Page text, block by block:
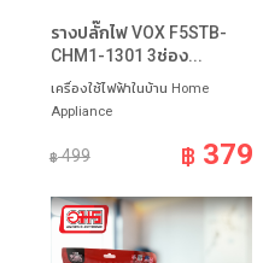
รางปลั๊กไฟ VOX F5STB-
CHM1-1301 3ช่อง...
เครื่องใช้ไฟฟ้าในบ้าน Home
Appliance
฿499 ฿ 379